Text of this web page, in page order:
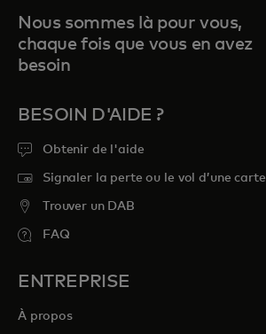
Nous sommes là pour vous,
chaque fois que vous en avez
besoin
BESOIN D'AIDE ?
Obtenir de l'aide
Signaler la perte ou le vol d’une carte
Trouver un DAB
FAQ
ENTREPRISE
À propos